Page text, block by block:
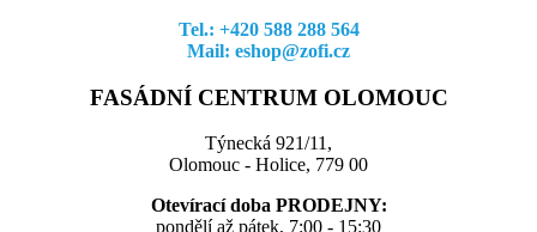
Tel.: +420 588 288 564
Mail: eshop@zofi.cz
FASÁDNÍ CENTRUM OLOMOUC
Týnecká 921/11,
Olomouc - Holice, 779 00
Otevírací doba PRODEJNY:
pondělí až pátek, 7:00 - 15:30